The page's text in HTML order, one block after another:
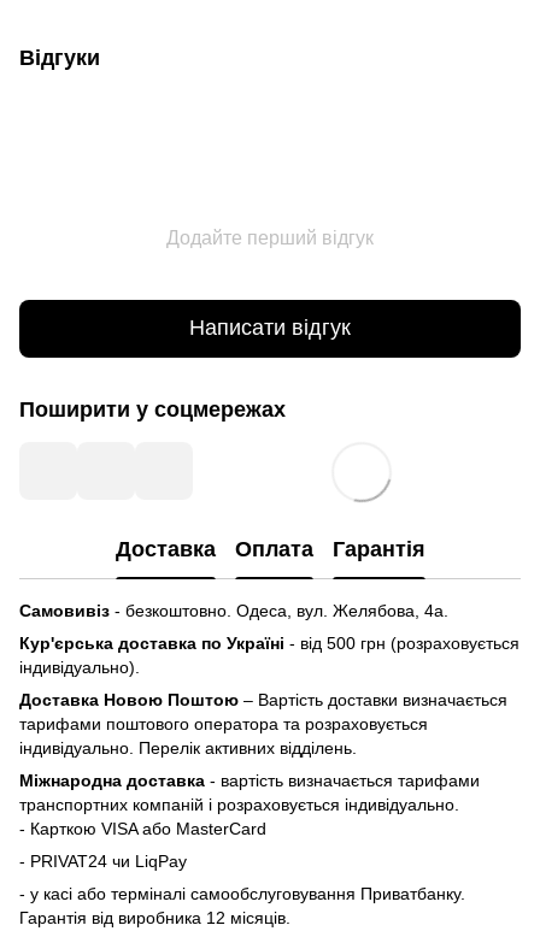
Відгуки
Додайте перший відгук
Написати відгук
Поширити у соцмережах
Доставка Оплата Гарантія
Самовивіз - безкоштовно. Одеса, вул. Желябова, 4а.
Кур'єрська доставка по Україні - від 500 грн (розраховується
індивідуально).
Доставка Новою Поштою – Вартість доставки визначається
тарифами поштового оператора та розраховується
індивідуально. Перелік активних відділень.
Міжнародна доставка - вартість визначається тарифами
транспортних компаній і розраховується індивідуально.
- Карткою VISA або MasterCard
- PRIVAT24 чи LiqPay
- у касі або терміналі самообслуговування Приватбанку.
Гарантія від виробника 12 місяців.